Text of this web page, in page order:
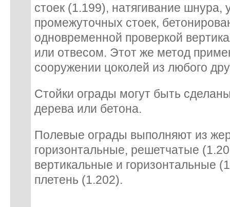
стоек (1.199), натягивание шнура,
промежуточных стоек,
одновременной проверкой
или отвесом. Этот же метод
сооружении цоколей из любого
Стойки ограды могут быть
дерева или бетона.
Полевые ограды выполняют из
горизонтальные, решетчатые
вертикальные и горизонтальные
плетень (1.202).